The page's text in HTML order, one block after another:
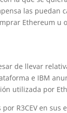
las puedan
Ethereum u
de llevar
e IBM
utilizada por
R3CEV en sus